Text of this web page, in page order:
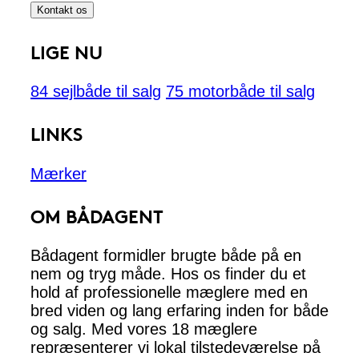
Kontakt os
LIGE NU
84 sejlbåde til salg 75 motorbåde til salg
LINKS
Mærker
OM BÅDAGENT
Bådagent formidler brugte både på en
nem og tryg måde. Hos os finder du et
hold af professionelle mæglere med en
bred viden og lang erfaring inden for både
og salg. Med vores 18 mæglere
repræsenterer vi lokal tilstedeværelse på